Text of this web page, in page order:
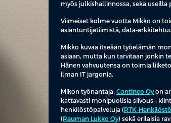
myös julkishallinnossa, sekä
Viimeiset kolme vuotta Mikko on
asiantuntijatiimistä, data-
Mikko kuvaa itseään työelämän
asiaan, mutta kun tarvitaan jonkin
Hänen vahvuutensa on toimia
ilman IT jargonia.
Mikon työnantaja, Contineo Oyon
kattavasti monipuolisia siivous-,
henkilöstöpalveluja ( RTK-
( Rauman Lukko Oy) sekä erilaisia